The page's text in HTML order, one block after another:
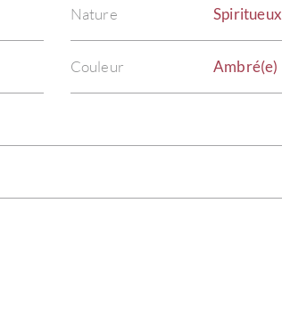
Nature Spiritueux
Couleur Ambré(e)